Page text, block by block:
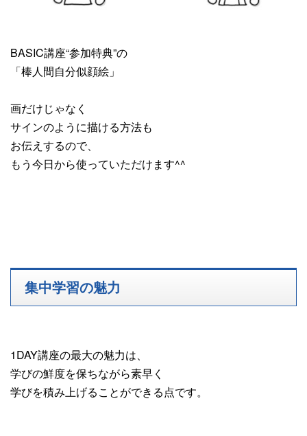
BASIC講座“参加特典”の
「棒人間自分似顔絵」
画だけじゃなく
サインのように描ける方法も
お伝えするので、
もう今日から使っていただけます^^
集中学習の魅力
1DAY講座の最大の魅力は、
学びの鮮度を保ちながら素早く
学びを積み上げることができる点です。